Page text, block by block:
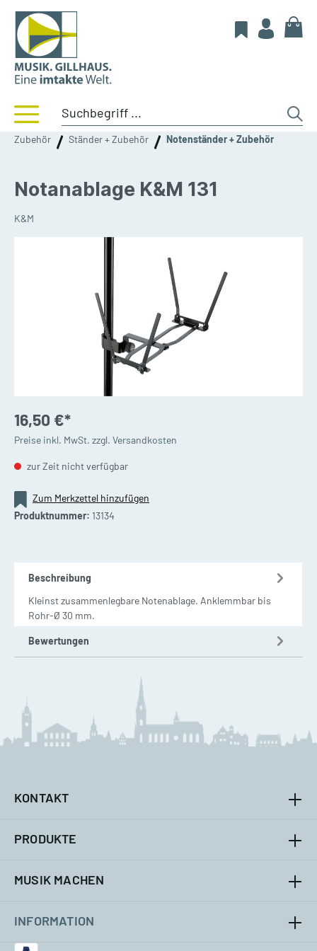
Zubehör Ständer + Zubehör Notenständer + Zubehör
Notanablage K&M 131
K&M
16,50 €*
Preise inkl. MwSt. zzgl. Versandkosten
zur Zeit nicht verfügbar
Zum Merkzettel hinzufügen
Produktnummer: 13134
Beschreibung
Kleinst zusammenlegbare Notenablage. Anklemmbar bis
Rohr-Ø 30 mm.
Bewertungen
KONTAKT
PRODUKTE
MUSIK MACHEN
INFORMATION